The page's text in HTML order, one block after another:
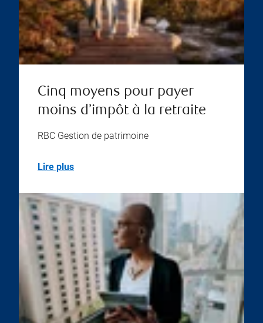
Cinq moyens pour payer
moins d’impôt à la retraite
RBC Gestion de patrimoine
Lire plus